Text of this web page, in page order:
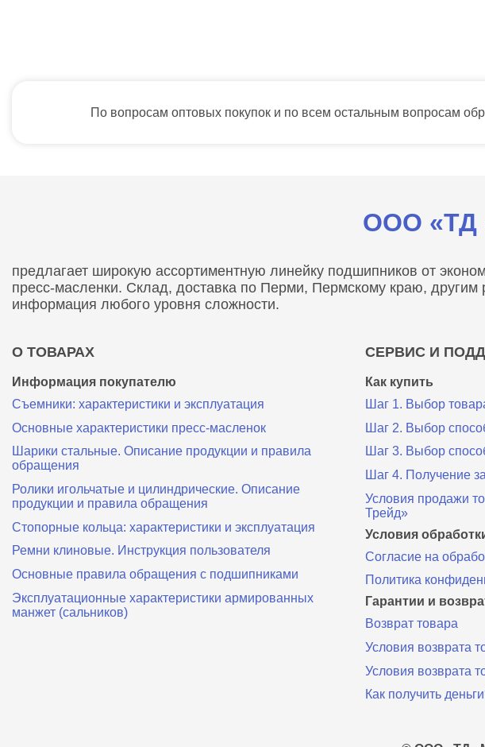
По вопросам оптовых покупок и по всем остальным вопросам
ООО «ТД
предлагает широкую ассортиментную линейку подшипников от
пресс-масленки. Склад, доставка по Перми, Пермскому краю,
информация любого уровня сложности.
О ТОВАРАХ
Информация покупателю
Съемники: характеристики и эксплуатация
Основные характеристики пресс‑масленок
Шарики стальные. Описание продукции и правила
обращения
Ролики игольчатые и цилиндрические. Описание
продукции и правила обращения
Стопорные кольца: характеристики и эксплуатация
Ремни клиновые. Инструкция пользователя
Основные правила обращения с подшипниками
Эксплуатационные характеристики армированных
манжет (сальников)
СЕРВИС И
Как купить
Шаг 1. Выбор
Шаг 2. Выбор
Шаг 3. Выбор
Шаг 4. Получение
Условия продажи
Трейд»
Условия
Согласие на
Политика
Гарантии и
Возврат товара
Условия возврата
Условия возврата
Как получить